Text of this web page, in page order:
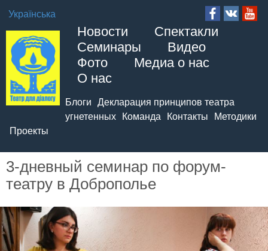
Новости
Спектакли
Семинары
Видео
Фото
Медиа о нас
О нас
Блоги
Декларация принципов театра
угнетенных
Команда Контакты
Методики
Проекты
Українська
3-дневный семинар по форум-
театру в Доброполье